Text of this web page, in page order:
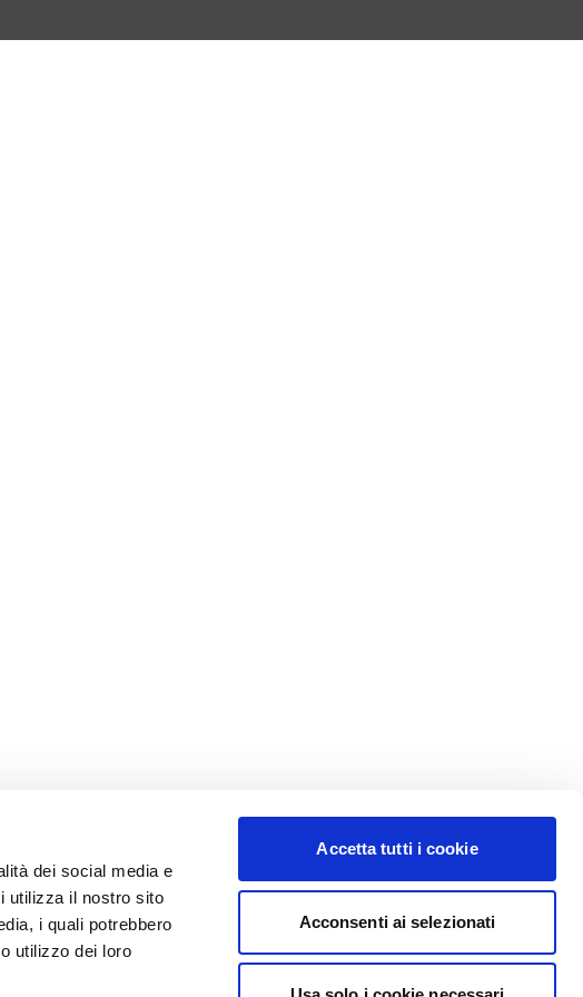
dei social media e
utilizza il nostro sito
i quali potrebbero
utilizzo dei loro
Accetta tutti i cookie
Acconsenti ai selezionati